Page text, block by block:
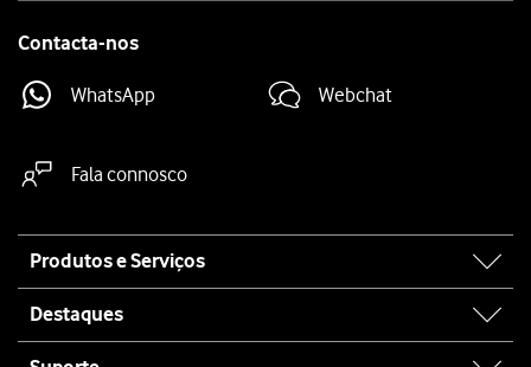
Contacta-nos
WhatsApp Webchat
Fala connosco
map
Produtos e Serviços
Destaques